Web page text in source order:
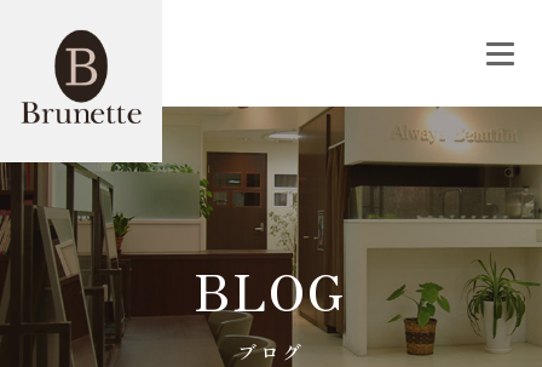
BLOG
ブログ